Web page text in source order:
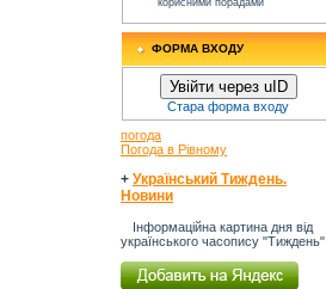
корисними порадами
ФОРМА ВХОДУ
Увійти через uID
Стара форма входу
погода
Погода в Рівному
+ Український Тиждень.
Новини
Інформаційна картина дня від
українського часопису "Тиждень".